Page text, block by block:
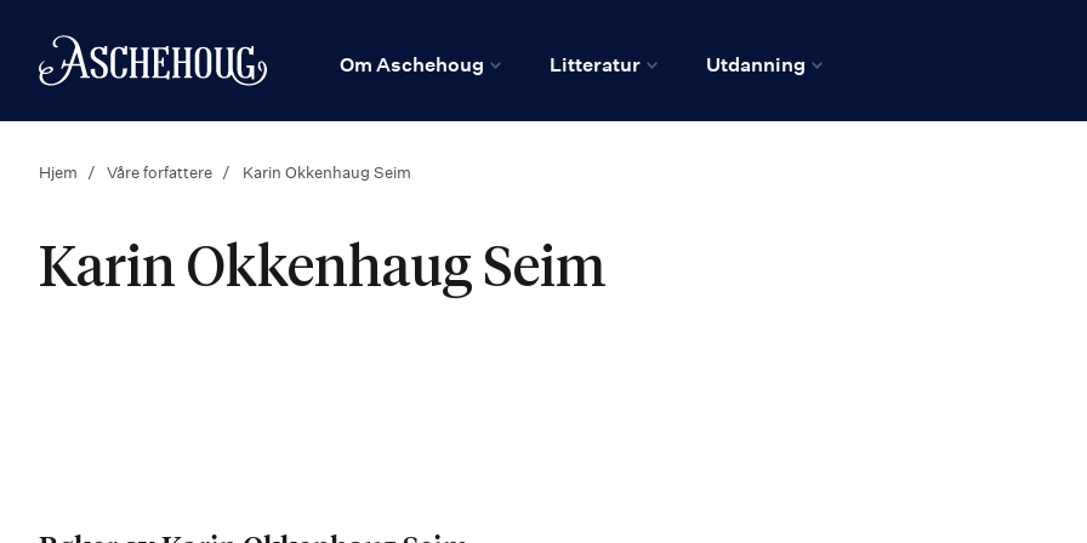
Hjem
Om Aschehoug Litteratur Utdanning
Hjem Våre forfattere Karin Okkenhaug Seim
Karin Okkenhaug Seim